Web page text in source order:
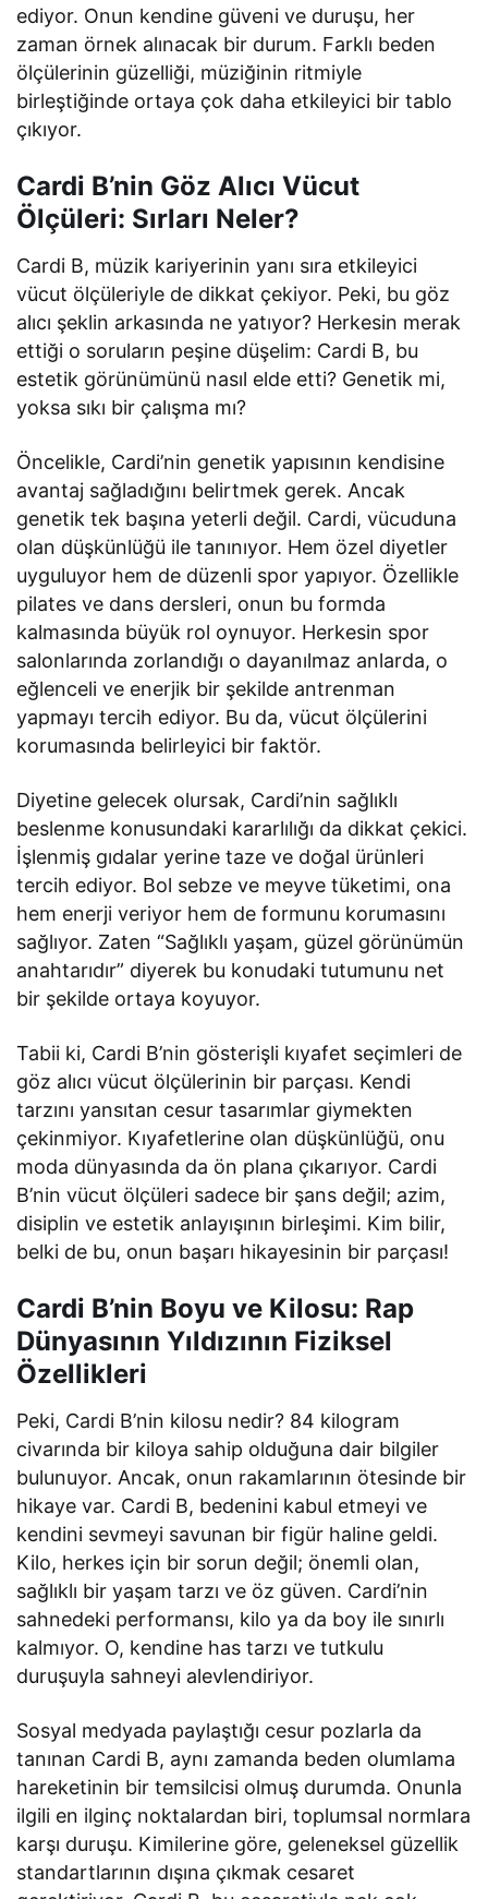
ediyor. Onun kendine güveni ve duruşu, her
zaman örnek alınacak bir durum. Farklı beden
ölçülerinin güzelliği, müziğinin ritmiyle
birleştiğinde ortaya çok daha etkileyici bir tablo
çıkıyor.
Cardi B’nin Göz Alıcı Vücut
Ölçüleri: Sırları Neler?
Cardi B, müzik kariyerinin yanı sıra etkileyici
vücut ölçüleriyle de dikkat çekiyor. Peki, bu göz
alıcı şeklin arkasında ne yatıyor? Herkesin merak
ettiği o soruların peşine düşelim: Cardi B, bu
estetik görünümünü nasıl elde etti? Genetik mi,
yoksa sıkı bir çalışma mı?
Öncelikle, Cardi’nin genetik yapısının kendisine
avantaj sağladığını belirtmek gerek. Ancak
genetik tek başına yeterli değil. Cardi, vücuduna
olan düşkünlüğü ile tanınıyor. Hem özel diyetler
uyguluyor hem de düzenli spor yapıyor. Özellikle
pilates ve dans dersleri, onun bu formda
kalmasında büyük rol oynuyor. Herkesin spor
salonlarında zorlandığı o dayanılmaz anlarda, o
eğlenceli ve enerjik bir şekilde antrenman
yapmayı tercih ediyor. Bu da, vücut ölçülerini
korumasında belirleyici bir faktör.
Diyetine gelecek olursak, Cardi’nin sağlıklı
beslenme konusundaki kararlılığı da dikkat çekici.
İşlenmiş gıdalar yerine taze ve doğal ürünleri
tercih ediyor. Bol sebze ve meyve tüketimi, ona
hem enerji veriyor hem de formunu korumasını
sağlıyor. Zaten “Sağlıklı yaşam, güzel görünümün
anahtarıdır” diyerek bu konudaki tutumunu net
bir şekilde ortaya koyuyor.
Tabii ki, Cardi B’nin gösterişli kıyafet seçimleri de
göz alıcı vücut ölçülerinin bir parçası. Kendi
tarzını yansıtan cesur tasarımlar giymekten
çekinmiyor. Kıyafetlerine olan düşkünlüğü, onu
moda dünyasında da ön plana çıkarıyor. Cardi
B’nin vücut ölçüleri sadece bir şans değil; azim,
disiplin ve estetik anlayışının birleşimi. Kim bilir,
belki de bu, onun başarı hikayesinin bir parçası!
Cardi B’nin Boyu ve Kilosu: Rap
Dünyasının Yıldızının Fiziksel
Özellikleri
Peki, Cardi B’nin kilosu nedir? 84 kilogram
civarında bir kiloya sahip olduğuna dair bilgiler
bulunuyor. Ancak, onun rakamlarının ötesinde bir
hikaye var. Cardi B, bedenini kabul etmeyi ve
kendini sevmeyi savunan bir figür haline geldi.
Kilo, herkes için bir sorun değil; önemli olan,
sağlıklı bir yaşam tarzı ve öz güven. Cardi’nin
sahnedeki performansı, kilo ya da boy ile sınırlı
kalmıyor. O, kendine has tarzı ve tutkulu
duruşuyla sahneyi alevlendiriyor.
Sosyal medyada paylaştığı cesur pozlarla da
tanınan Cardi B, aynı zamanda beden olumlama
hareketinin bir temsilcisi olmuş durumda. Onunla
ilgili en ilginç noktalardan biri, toplumsal normlara
karşı duruşu. Kimilerine göre, geleneksel güzellik
standartlarının dışına çıkmak cesaret